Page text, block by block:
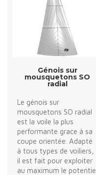
Génois sur
mousquetons SO
radial
Le génois sur
mousquetons SO radial
est la voile la plus
performante grace à sa
coupe orientée. Adapté
à tous types de voiliers,
il est fait pour exploiter
au maximum le